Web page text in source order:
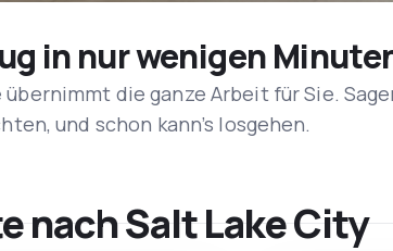
in nur wenigen
die ganze Arbeit für Sie.
und schon kann’s losgehen.
nach Salt Lake City